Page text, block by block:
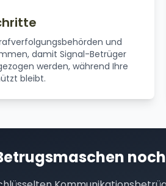
und
damit Signal-Betrüger
werden, während Ihre
bleibt.